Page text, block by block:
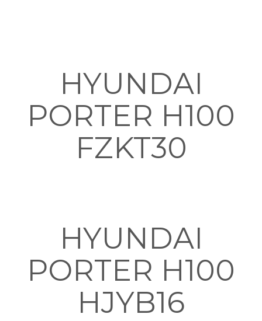
HYUNDAI
PORTER H100
FZKT30
HYUNDAI
PORTER H100
HJYB16